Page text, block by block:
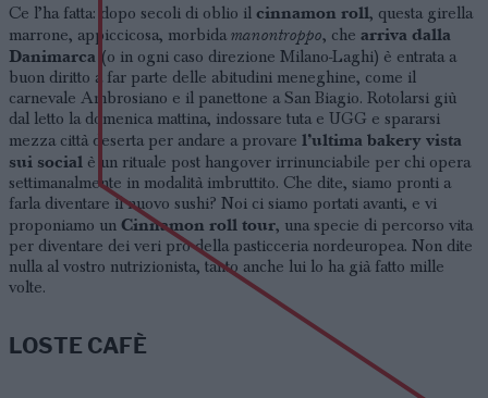
Ce l’ha fatta: dopo secoli di oblio il cinnamon roll, questa girella
marrone, appiccicosa, morbida manontroppo, che arriva dalla
Danimarca (o in ogni caso direzione Milano-Laghi) è entrata a
buon diritto a far parte delle abitudini meneghine, come il
carnevale Ambrosiano e il panettone a San Biagio. Rotolarsi giù
dal letto la domenica mattina, indossare tuta e UGG e spararsi
mezza città deserta per andare a provare l’ultima bakery vista
sui social è un rituale post hangover irrinunciabile per chi opera
settimanalmente in modalità imbruttito. Che dite, siamo pronti a
farla diventare il nuovo sushi? Noi ci siamo portati avanti, e vi
proponiamo un Cinnamon roll tour, una specie di percorso vita
per diventare dei veri pro della pasticceria nordeuropea. Non dite
nulla al vostro nutrizionista, tanto anche lui lo ha già fatto mille
volte.
LOSTE CAFÈ